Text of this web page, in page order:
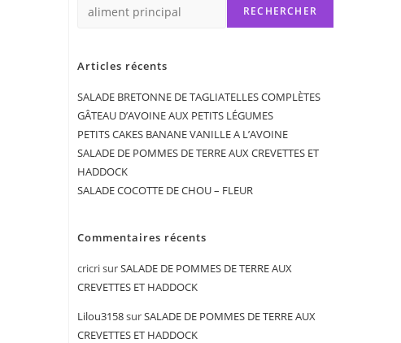
RECHERCHER
Articles récents
SALADE BRETONNE DE TAGLIATELLES COMPLÈTES
GÂTEAU D’AVOINE AUX PETITS LÉGUMES
PETITS CAKES BANANE VANILLE A L’AVOINE
SALADE DE POMMES DE TERRE AUX CREVETTES ET
HADDOCK
SALADE COCOTTE DE CHOU – FLEUR
Commentaires récents
cricrisurSALADE DE POMMES DE TERRE AUX
CREVETTES ET HADDOCK
Lilou3158surSALADE DE POMMES DE TERRE AUX
CREVETTES ET HADDOCK